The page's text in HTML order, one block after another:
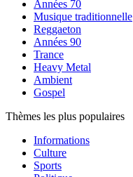
Années 70
Musique traditionnelle
Reggaeton
Années 90
Trance
Heavy Metal
Ambient
Gospel
Thèmes les plus populaires
Informations
Culture
Sports